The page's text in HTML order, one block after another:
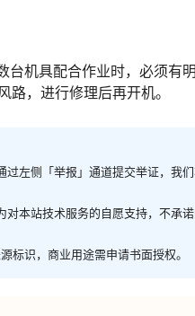
台机具配合作业时，必须有
，进行修理后再开机。󠅅󠅃󠄵󠅂󠄪󠇖󠆨󠆨󠇕󠆞󠆒󠅬󠇘󠆭󠆘󠇙󠆝󠅵󠇗󠆭󠆁󠄐󠇗󠅹󠅸󠇖󠆍󠅳󠇖󠅹󠅰󠇖󠆌󠅹
过左侧「举报」通道提交举证，我
本站技术服务的自愿支持，不承
标识，商业用途需申请书面授权。